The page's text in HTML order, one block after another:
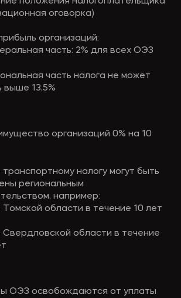
оговорка)
организаций:
часть: 2% для всех ОЭЗ
часть налога не может
выше 13,5%
организаций 0% на 10
транспортному налогу могут быть
региональным
например:
Томской области в течение 10 лет
Свердловской области в течение
ОЭЗ освобождаются от уплаты